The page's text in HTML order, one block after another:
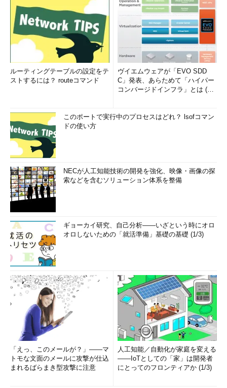
ルーティングテーブルの設定をテ
ストするには？ routeコマンド
ヴイエムウェアが「EVO SDD
C」発表、あらためて「ハイパー
コンバージドインフラ」とは (1/
このポートで実行中のプロセスはどれ？ lsofコマン
ドの使い方
NECが人工知能技術の開発を強化、映像・画像の探
索などを含むソリューション体系を整備
ギョーカイ研究、自己分析――いざという時にオロ
オロしないための「就活準備」基礎の基礎 (1/3)
「えっ、このメールが？」――マ
トモな文面のメールに攻撃が仕込
まれるばらまき型攻撃に注意
人工知能／自動化が家庭を変える
――IoTとしての「家」は開発者
にとってのフロンティアか (1/3)